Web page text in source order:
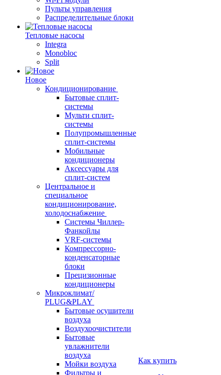
Пульты управления
Распределительные блоки
Тепловые насосы
Integra
Monobloc
Split
Новое
Кондиционирование
Бытовые сплит-
системы
Мульти сплит-
системы
Полупромышленные
сплит-системы
Мобильные
кондиционеры
Аксессуары для
сплит-систем
Центральное и
специальное
кондиционирование,
холодоснабжение
Системы Чиллер-
Фанкойлы
VRF-системы
Компрессорно-
конденсаторные
блоки
Прецизионные
кондиционеры
Микроклимат/
PLUG&PLAY
Бытовые осушители
воздуха
Воздухоочистители
Бытовые
увлажнители
воздуха
Мойки воздуха
Фильтры и
Как купить